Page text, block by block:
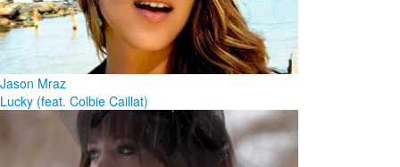
Jason Mraz
Lucky (feat. Colbie Caillat)